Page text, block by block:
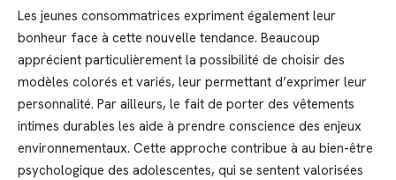
Les jeunes consommatrices expriment également leur
bonheur face à cette nouvelle tendance. Beaucoup
apprécient particulièrement la possibilité de choisir des
modèles colorés et variés, leur permettant d’exprimer leur
personnalité. Par ailleurs, le fait de porter des vêtements
intimes durables les aide à prendre conscience des enjeux
environnementaux. Cette approche contribue à au bien-être
psychologique des adolescentes, qui se sentent valorisées